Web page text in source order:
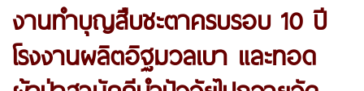
งานทำบุญสืบชะตาครบรอบ 10 ปี
โรงงานผลิตอิฐมวลเบา และทอด